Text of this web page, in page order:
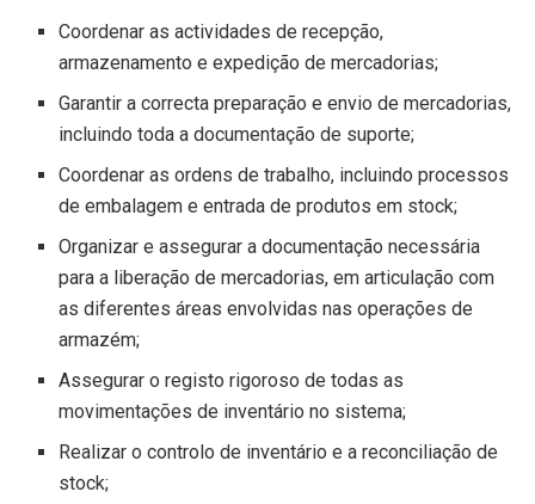
Coordenar as actividades de recepção,
armazenamento e expedição de mercadorias;
Garantir a correcta preparação e envio de mercadorias,
incluindo toda a documentação de suporte;
Coordenar as ordens de trabalho, incluindo processos
de embalagem e entrada de produtos em stock;
Organizar e assegurar a documentação necessária
para a liberação de mercadorias, em articulação com
as diferentes áreas envolvidas nas operações de
armazém;
Assegurar o registo rigoroso de todas as
movimentações de inventário no sistema;
Realizar o controlo de inventário e a reconciliação de
stock;